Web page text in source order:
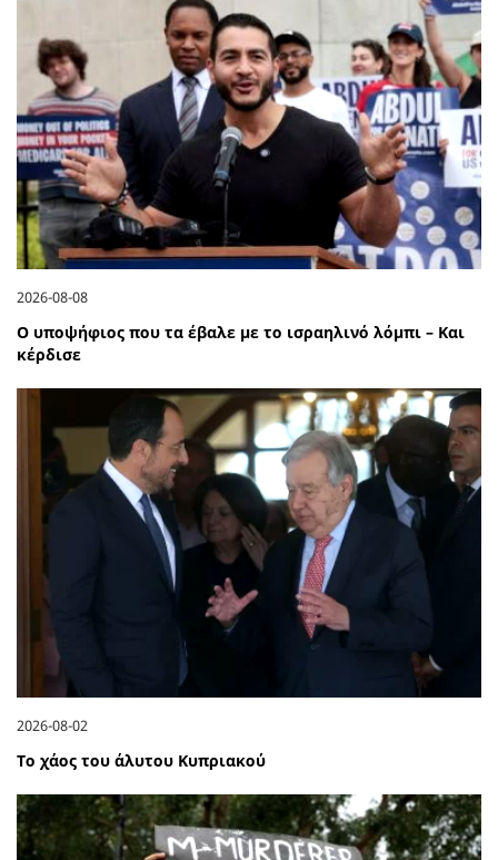
2026-08-08
Ο υποψήφιος που τα έβαλε με το ισραηλινό λόμπι – Και
κέρδισε
2026-08-02
Το χάος του άλυτου Κυπριακού